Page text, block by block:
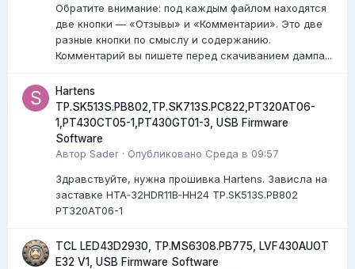
Обратите внимание: под каждым файлом находятся
две кнопки — «Отзывы» и «Комментарии». Это две
разные кнопки по смыслу и содержанию.
Комментарий вы пишете перед скачиванием дампа...
Hartens
TP.SK513S.PB802,TP.SK713S.PC822,PT320AT06-
1,PT430CT05-1,PT430GT01-3, USB Firmware
Software
Автор Sader · Опубликовано Среда в 09:57
Здравствуйте, нужна прошивка Hartens. Зависла на
заставке HTA‑32HDR11B‑HH24 TP.SK513S.PB802
PT320AT06-1
TCL LED43D2930, TP.MS6308.PB775, LVF430AUOT
E32 V1, USB Firmware Software